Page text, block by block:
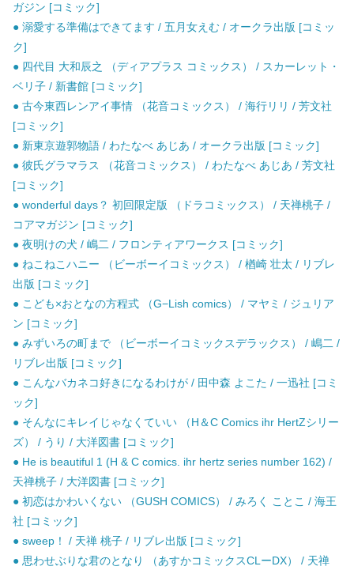
ガジン [コミック]
● 溺愛する準備はできてます / 五月女えむ / オークラ出版 [コミッ
ク]
● 四代目 大和辰之 （ディアプラス コミックス） / スカーレット・
ベリ子 / 新書館 [コミック]
● 古今東西レンアイ事情 （花音コミックス） / 海行リリ / 芳文社
[コミック]
● 新東京遊郭物語 / わたなべ あじあ / オークラ出版 [コミック]
● 彼氏グラマラス （花音コミックス） / わたなべ あじあ / 芳文社
[コミック]
● wonderful days？ 初回限定版 （ドラコミックス） / 天禅桃子 /
コアマガジン [コミック]
● 夜明けの犬 / 嶋二 / フロンティアワークス [コミック]
● ねこねこハニー （ビーボーイコミックス） / 楢崎 壮太 / リブレ
出版 [コミック]
● こども×おとなの方程式 （G−Lish comics） / マヤミ / ジュリア
ン [コミック]
● みずいろの町まで （ビーボーイコミックスデラックス） / 嶋二 /
リブレ出版 [コミック]
● こんなバカネコ好きになるわけが / 田中森 よこた / 一迅社 [コミ
ック]
● そんなにキレイじゃなくていい （H＆C Comics ihr HertZシリー
ズ） / うり / 大洋図書 [コミック]
● He is beautiful 1 (H & C comics. ihr hertz series number 162) /
天禅桃子 / 大洋図書 [コミック]
● 初恋はかわいくない （GUSH COMICS） / みろく ことこ / 海王
社 [コミック]
● sweep！ / 天禅 桃子 / リブレ出版 [コミック]
● 思わせぶりな君のとなり （あすかコミックスCLーDX） / 天禅